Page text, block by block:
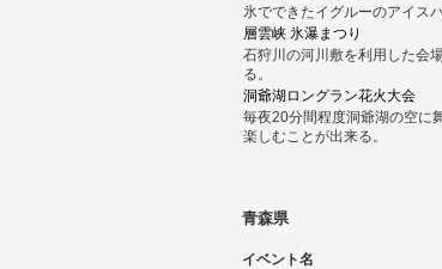
氷でできたイグルーのアイス
層雲峡 氷瀑まつり
石狩川の河川敷を利用した会
る。
洞爺湖ロングラン花火大会
毎夜20分間程度洞爺湖の空に
楽しむことが出来る。
青森県
イベント名